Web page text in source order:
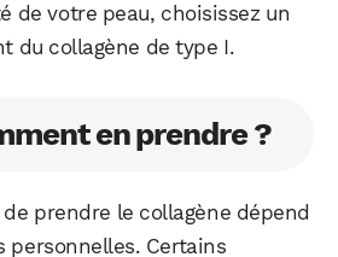
de votre peau, choisissez un
du collagène de type I.
en prendre ?
prendre le collagène dépend
personnelles. Certains